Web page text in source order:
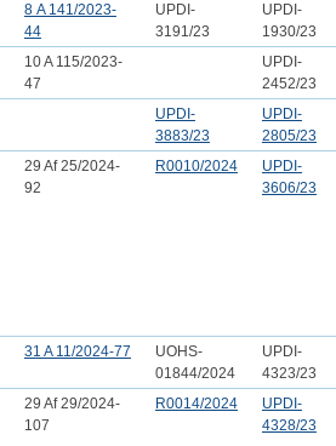
8 A 141/2023-
44
UPDI-
3191/23
UPDI-
1930/23
10 A 115/2023-
47
UPDI-
2452/23
UPDI-
3883/23
UPDI-
2805/23
29 Af 25/2024-
92
R0010/2024
UPDI-
3606/23
31 A 11/2024-77
UOHS-
01844/2024
UPDI-
4323/23
29 Af 29/2024-
107
R0014/2024
UPDI-
4328/23